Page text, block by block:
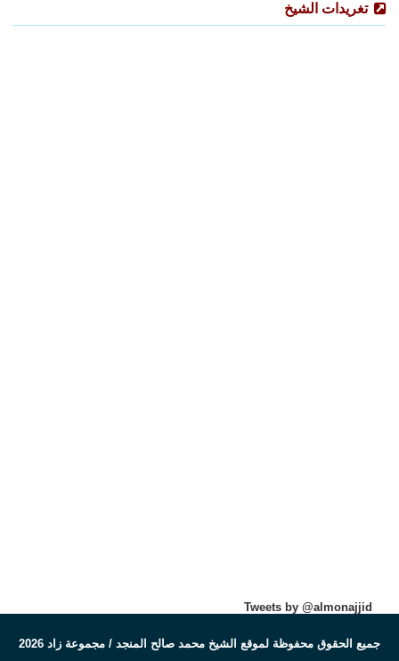
تغريدات الشيخ
Tweets by @almonajjid
جميع الحقوق محفوظة لموقع الشيخ محمد صالح المنجد / مجموعة زاد 2026